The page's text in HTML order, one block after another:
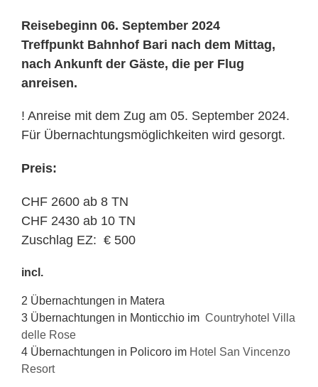
Reisebeginn 06. September 2024
Treffpunkt Bahnhof Bari nach dem Mittag,
nach Ankunft der Gäste, die per Flug
anreisen.
! Anreise mit dem Zug am 05. September 2024.
Für Übernachtungsmöglichkeiten wird gesorgt.
Preis:
CHF 2600 ab 8 TN
CHF 2430 ab 10 TN
Zuschlag EZ: € 500
incl.
2 Übernachtungen in Matera
3 Übernachtungen in Monticchio im Countryhotel Villa
delle Rose
4 Übernachtungen in Policoro im Hotel San Vincenzo
Resort